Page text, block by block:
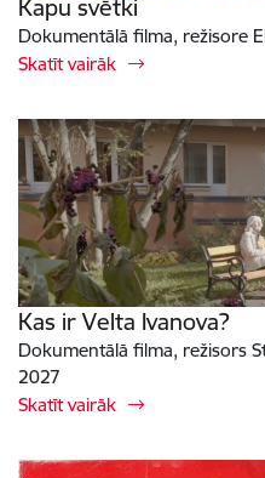
Kapu svētki
Dokumentālā filma, režisore
Skatīt vairāk
Kas ir Velta Ivanova?
Dokumentālā filma, režisors
2027
Skatīt vairāk